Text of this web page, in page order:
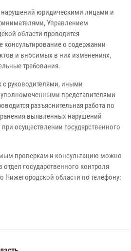
юридическими лицами и
Управлением
области проводится
консультирование о содержании
и вносимых в них изменениях,
требования.
с руководителями, иными
представителями
разъяснительная работа по
выявленных нарушений
осуществлении государственного
проверкам и консультацию можно
государственного контроля
Нижегородской области по телефону: